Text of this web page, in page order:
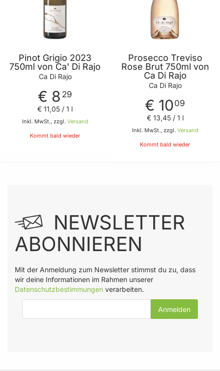
Pinot Grigio 2023
750ml von Ca' Di Rajo
Ca Di Rajo
€ 8 29
Inkl. MwSt., zzgl. Versand
€ 11,05 / 1 l
Kommt bald wieder
Prosecco Treviso
Rose Brut 750ml von
Ca Di Rajo
Ca Di Rajo
€ 1009
Inkl. MwSt., zzgl. Versand
€ 13,45/ 1 l
Kommt bald wieder
NEWSLETTER
ABONNIEREN
Mit der Anmeldung zum Newsletter stimmst du zu, dass
wir deine Informationen im Rahmen unserer
Datenschutzbestimmungen verarbeiten.